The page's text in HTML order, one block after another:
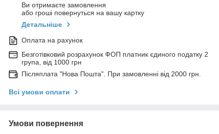
Ви отримаєте замовлення
або гроші повернуться на вашу картку
Детальніше
Оплата на рахунок
Безготівковий розрахунок ФОП платник єдиного податку 2
група, від 1000 грн
Післяплата "Нова Пошта". При замовленні від 2000 грн.
Всі умови оплати
Умови повернення